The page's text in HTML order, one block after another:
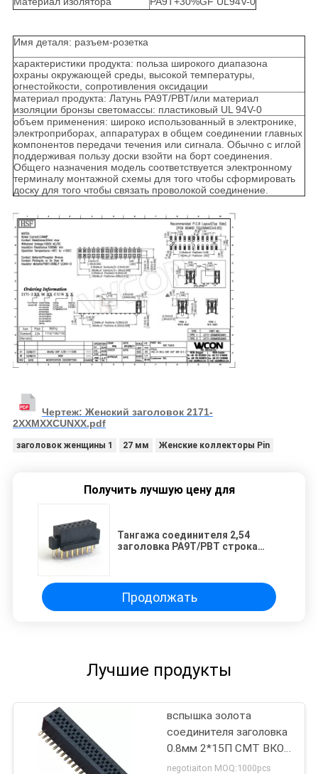
Имя деталя: разъем-розетка
характеристики продукта: польза широкого диапазона
охраны окружающей среды, высокой температуры,
огнестойкости, сопротивления оксидации
материал продукта: Латунь PA9T/PBT/или материал
изоляции бронзы светомассы: пластиковый UL 94V-0
объем применения: широко использованный в электронике,
электроприборах, аппаратурах в общем соединении главных
компонентов передачи течения или сигнала. Обычно с иглой
поддерживая пользу доски взойти на борт соединения.
Общего назначения модель соответствуется электронному
терминалу монтажной схемы для того чтобы сформировать
доску для того чтобы связать проволокой соединение.
Чертеж: Женский заголовок 2171-
2XXMXXCUNXX.pdf
заголовок женщины 1 27 мм Женские коллекторы Pin
Получить лучшую цену для
Тангажа соединителя 2,54
заголовка PA9T/PBT строка
Продолжать
Лучшие продукты
вспышка золота
соединителя заголовка
0.8мм 2*15П СМТ ВКОН
женская для
negotiaiton MOQ:1000pcs